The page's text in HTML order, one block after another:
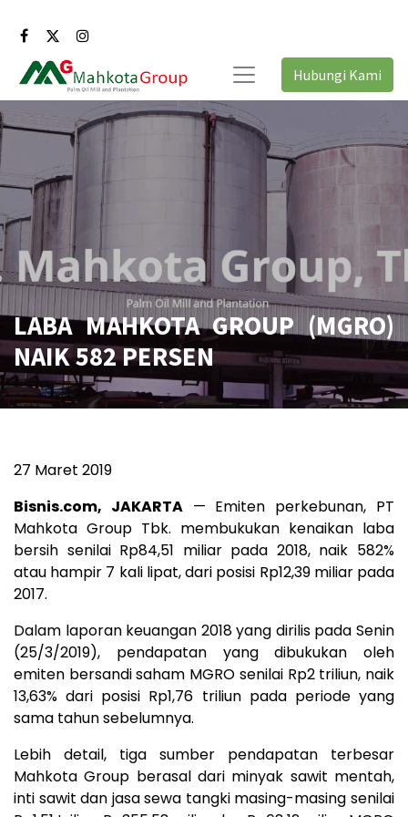
Hubungi Kami
LABA MAHKOTA GROUP (MGRO)
NAIK 582 PERSEN
27 Maret 2019
Bisnis.com, JAKARTA— Emiten perkebunan, PT
Mahkota Group Tbk. membukukan kenaikan laba
bersih senilai Rp84,51 miliar pada 2018, naik 582%
atau hampir 7 kali lipat, dari posisi Rp12,39 miliar pada
2017.
Dalam laporan keuangan 2018 yang dirilis pada Senin
(25/3/2019), pendapatan yang dibukukan oleh
emiten bersandi saham MGRO senilai Rp2 triliun, naik
13,63% dari posisi Rp1,76 triliun pada periode yang
sama tahun sebelumnya.
Lebih detail, tiga sumber pendapatan terbesar
Mahkota Group berasal dari minyak sawit mentah,
inti sawit dan jasa sewa tangki masing-masing senilai